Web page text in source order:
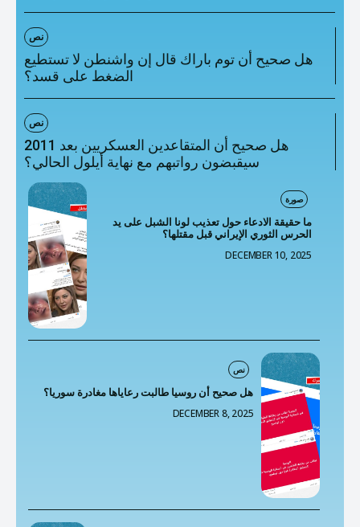
نص
هل صحيح أن توم باراك قال إن واشنطن لا تستطيع
الضغط على قسد؟
نص
هل صحيح أن المتقاعدين العسكريين بعد 2011
سيقبضون رواتبهم مع نهاية أيلول الحالي؟
صورة
ما حقيقة الادعاء حول تعذيب لونا الشبل على يد
الحرس الثوري الإيراني قبل مقتلها؟
DECEMBER 10, 2025
نص
هل صحيح أن روسيا طالبت رعاياها مغادرة سوريا؟
DECEMBER 8, 2025